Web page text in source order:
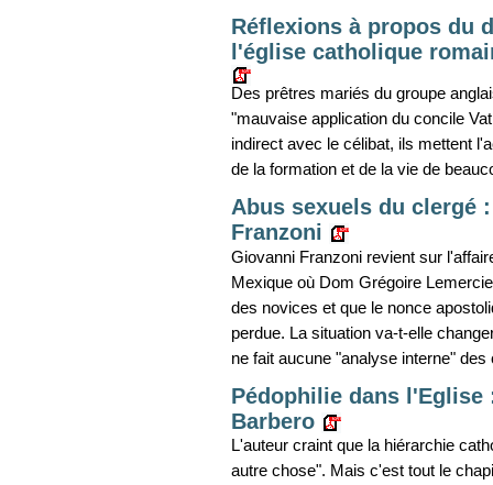
Réflexions à propos du
l'église catholique
Des prêtres mariés du groupe
"mauvaise application du concile
indirect avec le célibat, ils mettent
de la formation et de la vie de
Abus sexuels du clergé
Franzoni
Giovanni Franzoni revient sur
Mexique où Dom Grégoire
des novices et que le nonce
perdue. La situation va-t-elle
ne fait aucune "analyse interne"
Pédophilie dans
Barbero
L'auteur craint que la hiérarchie
autre chose". Mais c'est tout le